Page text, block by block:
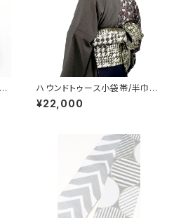
ハウンドトゥース小袋帯/半巾
帯 箔プリント デニム ブラッ
ク
¥22,000